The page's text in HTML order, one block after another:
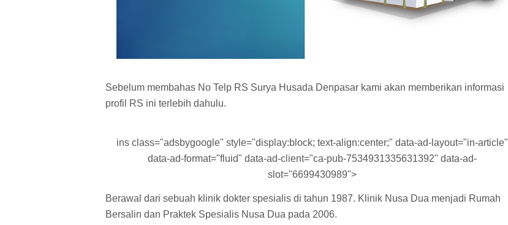
Sebelum membahas No Telp RS Surya Husada Denpasar kami akan memberikan informasi
profil RS ini terlebih dahulu.
ins class="adsbygoogle" style="display:block; text-align:center;" data-ad-layout="in-article"
data-ad-format="fluid" data-ad-client="ca-pub-7534931335631392" data-ad-
slot="6699430989">
Berawal dari sebuah klinik dokter spesialis di tahun 1987. Klinik Nusa Dua menjadi Rumah
Bersalin dan Praktek Spesialis Nusa Dua pada 2006.